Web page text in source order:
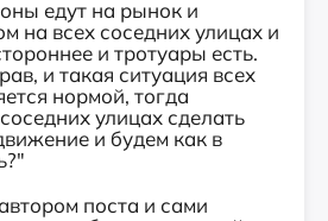
едут на рынок и
на всех соседних улицах и
и тротуары есть.
и такая ситуация всех
нормой, тогда
улицах сделать
и будем как в
поста и сами